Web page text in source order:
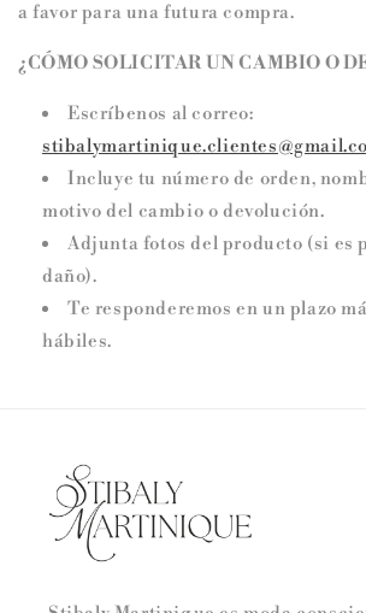
a favor para una futura compra.
¿CÓMO SOLICITAR UN CAMBIO O
Escríbenos al correo:
Incluye tu número de orden,
motivo del cambio o devolución.
Adjunta fotos del producto (si es
daño).
Te responderemos en un plazo
hábiles.